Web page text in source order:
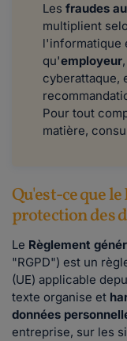
Les fraudes
multiplient
l'informatique
qu'employeur
cyberattaque,
Pour tout
matière,
Qu'est-ce que
protection des
Le Règlement
"RGPD") est un
(UE) applicable
texte organise et
données
entreprise, sur les